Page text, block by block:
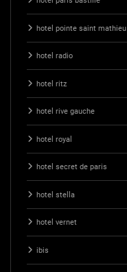
hotel pointe saint mathieu
hotel radio
hotel ritz
hotel rive gauche
hotel royal
hotel secret de paris
hotel stella
hotel vernet
ibis